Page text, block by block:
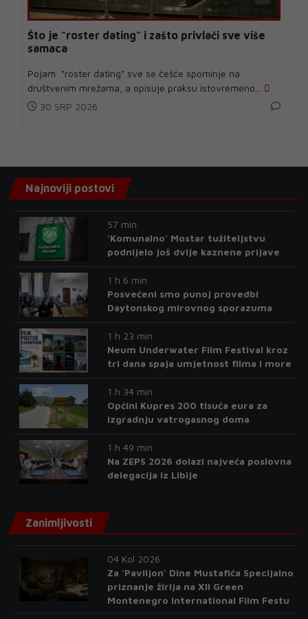
Što je "roster dating" i zašto privlači sve više
samaca
Pojam "roster dating" sve se češće spominje na
društvenim mrežama, a opisuje praksu istovremeno...
30 SRP 2026
Najnoviji postovi
57 min
'Komunalno' Mostar tužiteljstvu
podnijelo još dvije kaznene prijave
1 h 6 min
Posvećeni smo punoj provedbi
Daytonskog mirovnog sporazuma
1 h 23 min
Neum Underwater Film Festival kroz
tri dana spaja umjetnost filma i more
1 h 34 min
Općini Kupres 200 tisuća eura za
izgradnju vatrogasnog doma
1 h 49 min
Na ZEPS 2026 dolazi najveća poslovna
delegacija iz Libije
Zanimljivosti
04 Kol 2026
Za 'Paviljon' Dine Mustafića Specijalno
priznanje žirija na XII Green
Montenegro International Film Festu